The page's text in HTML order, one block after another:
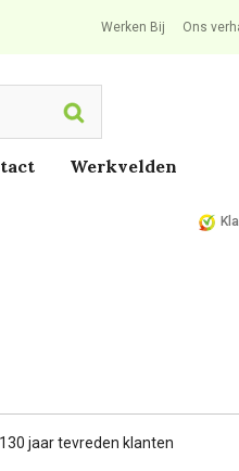
Werken Bij Ons
Search
Werkvelden
jaar tevreden klanten